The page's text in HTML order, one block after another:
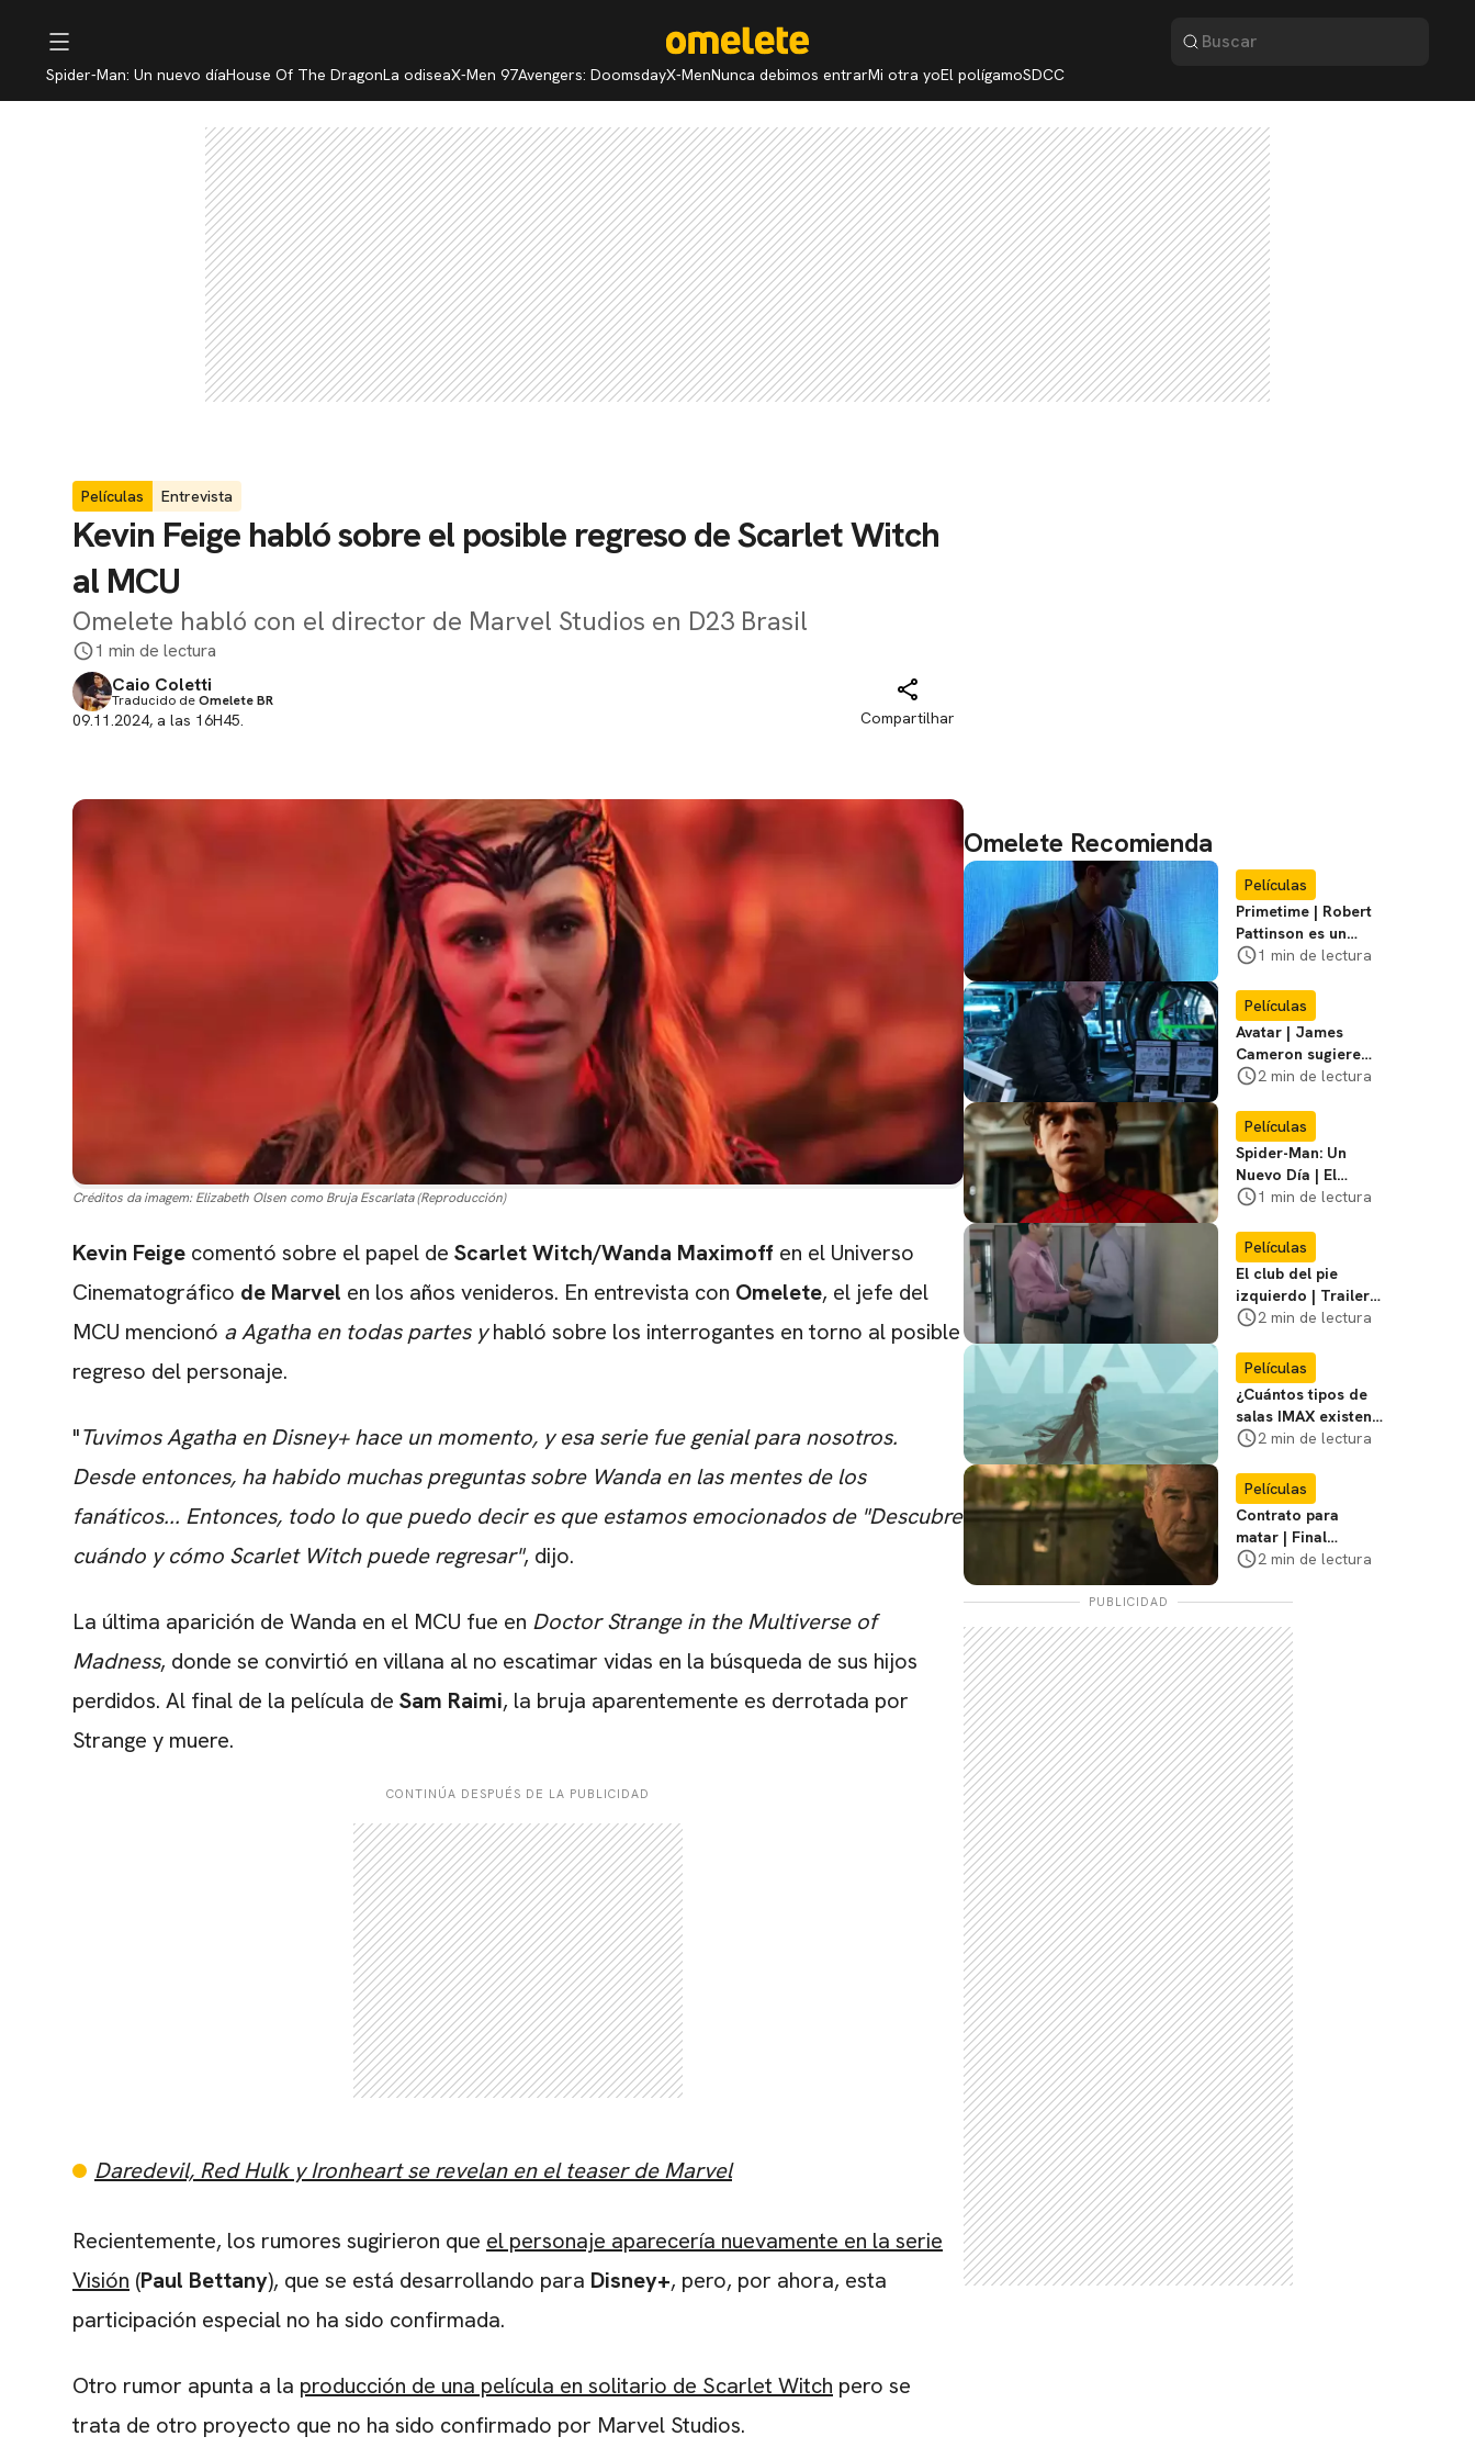
Spider-Man: Un nuevo díaHouse Of The DragonLa odiseaX-Men 97Avengers: DoomsdayX-MenNunca debimos entrarMi otra yoEl polígamoSDCC
Películas Entrevista
Kevin Feige habló sobre el posible regreso de Scarlet Witch
al MCU
Omelete habló con el director de Marvel Studios en D23 Brasil
1 min de lectura
Caio Coletti
Traducido deOmelete BR
09.11.2024, a las 16H45. Compartilhar
Créditos da imagem: Elizabeth Olsen como Bruja Escarlata (Reproducción)
Kevin Feige comentó sobre el papel de Scarlet Witch/Wanda Maximoff en el Universo
Cinematográfico de Marvel en los años venideros. En entrevista con Omelete, el jefe del
MCU mencionó a Agatha en todas partes yhabló sobre los interrogantes en torno al posible
regreso del personaje.
"Tuvimos Agatha en Disney+ hace un momento, y esa serie fue genial para nosotros.
Desde entonces, ha habido muchas preguntas sobre Wanda en las mentes de los
fanáticos... Entonces, todo lo que puedo decir es que estamos emocionados de "Descubre
cuándo y cómo Scarlet Witch puede regresar", dijo.
La última aparición de Wanda en el MCU fue en Doctor Strange in the Multiverse of
Madness, donde se convirtió en villana al no escatimar vidas en la búsqueda de sus hijos
perdidos. Al final de la película de Sam Raimi, la bruja aparentemente es derrotada por
Strange y muere.
CONTINÚA DESPUÉS DE LA PUBLICIDAD
Daredevil, Red Hulk y Ironheart se revelan en el teaser de Marvel
Recientemente, los rumores sugirieron que el personaje aparecería nuevamente en la serie
Visión (Paul Bettany), que se está desarrollando para Disney+, pero, por ahora, esta
participación especial no ha sido confirmada.
Otro rumor apunta a la producción de una película en solitario de Scarlet Witch pero se
trata de otro proyecto que no ha sido confirmado por Marvel Studios.
Omelete Recomienda
Películas
Primetime | Robert
Pattinson es un
cazador de
primer póster del
film
1 min de lectura
Películas
Avatar | James
Cameron sugiere
que está listo para
2 min de lectura
Películas
Spider-Man: Un
Nuevo Día | El
director dice que el
Chan no participó
1 min de lectura
Películas
El club del pie
izquierdo | Trailer
del remake de
Adrián Uribe y
María León
2 min de lectura
Películas
¿Cuántos tipos de
salas IMAX existen?
Te contamos las
2 min de lectura
Películas
Contrato para
matar | Final
explicado, ¿Qué
Stan y Beggar?
2 min de lectura
PUBLICIDAD
CARREGANDO PUBLICIDADE